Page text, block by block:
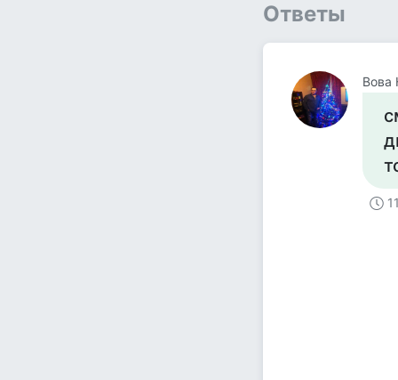
Ответы
Вова